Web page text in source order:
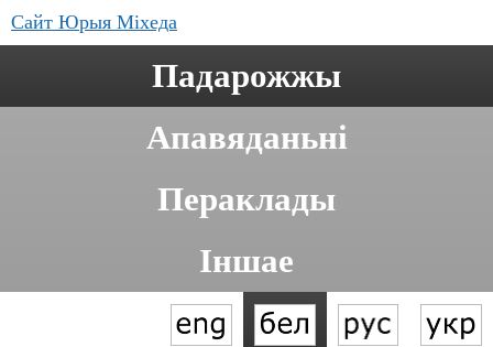
Сайт Юрыя Міхеда
Падарожжы
Апавяданьні
Пераклады
Іншае